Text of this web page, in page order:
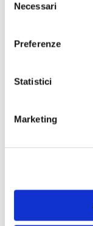
delNecessari
Preferenze
Statistici
Marketing